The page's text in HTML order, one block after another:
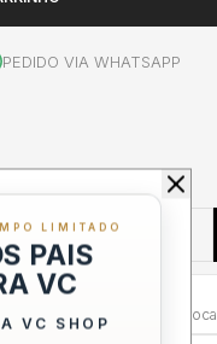
PEDIDO VIA WHATSAPP
Troca Grátis
nossa conta na primeira troca
LIMITADO
PAIS
VC
VC SHOP